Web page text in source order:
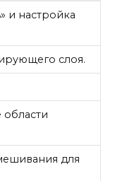
и настройка
слоя.
для